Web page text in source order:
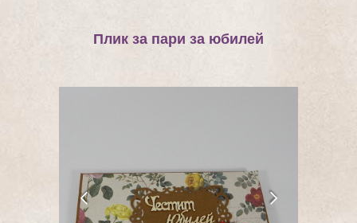
Плик за пари за юбилей